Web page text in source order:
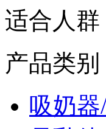
适合人群
产品类别
吸奶